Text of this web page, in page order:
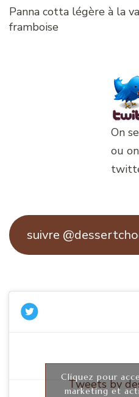
Panna cotta légère à la
framboise
On
ou
suivre
Tweets by
Cliquez pour
marketing et